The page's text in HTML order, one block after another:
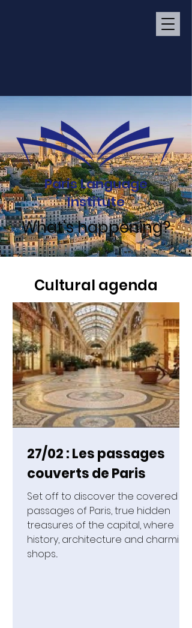
Paris Language
Institute
What's happening?
Cultural agenda
27/02 : Les passages
couverts de Paris
Set off to discover the covered
passages of Paris, true hidden
treasures of the capital, where
history, architecture and charming
shops...